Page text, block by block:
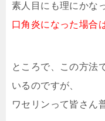
素人目にも理にかな
口角炎になった場合
ところで、この方法
いるのですが、
ワセリンって皆さん